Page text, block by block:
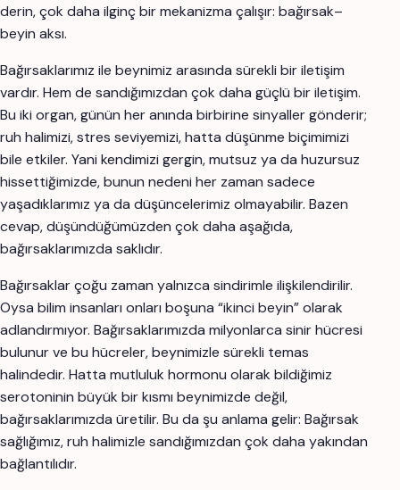
derin, çok daha ilginç bir mekanizma çalışır: bağırsak–
beyin aksı.
Bağırsaklarımız ile beynimiz arasında sürekli bir iletişim
vardır. Hem de sandığımızdan çok daha güçlü bir iletişim.
Bu iki organ, günün her anında birbirine sinyaller gönderir;
ruh halimizi, stres seviyemizi, hatta düşünme biçimimizi
bile etkiler. Yani kendimizi gergin, mutsuz ya da huzursuz
hissettiğimizde, bunun nedeni her zaman sadece
yaşadıklarımız ya da düşüncelerimiz olmayabilir. Bazen
cevap, düşündüğümüzden çok daha aşağıda,
bağırsaklarımızda saklıdır.
Bağırsaklar çoğu zaman yalnızca sindirimle ilişkilendirilir.
Oysa bilim insanları onları boşuna “ikinci beyin” olarak
adlandırmıyor. Bağırsaklarımızda milyonlarca sinir hücresi
bulunur ve bu hücreler, beynimizle sürekli temas
halindedir. Hatta mutluluk hormonu olarak bildiğimiz
serotoninin büyük bir kısmı beynimizde değil,
bağırsaklarımızda üretilir. Bu da şu anlama gelir: Bağırsak
sağlığımız, ruh halimizle sandığımızdan çok daha yakından
bağlantılıdır.